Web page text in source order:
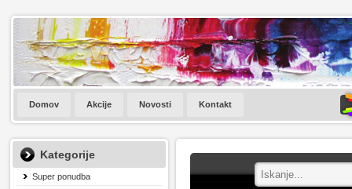
Domov Akcije Novosti Kontakt
Kategorije
Super ponudba